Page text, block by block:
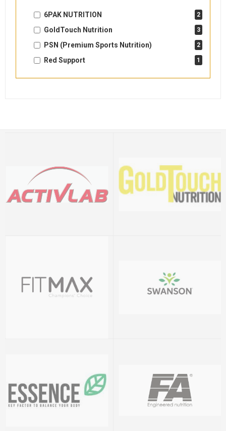
6PAK NUTRITION 2
GoldTouch Nutrition 3
PSN (Premium Sports Nutrition) 2
Red Support 1